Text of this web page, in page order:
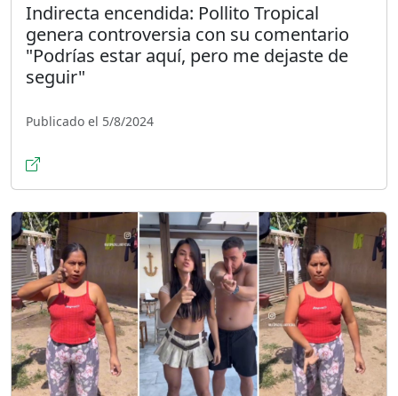
Indirecta encendida: Pollito Tropical
genera controversia con su comentario
"Podrías estar aquí, pero me dejaste de
seguir"
Publicado el 5/8/2024